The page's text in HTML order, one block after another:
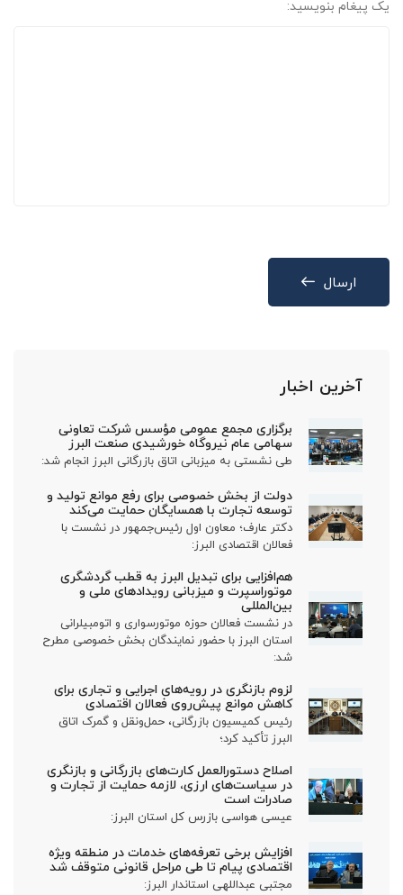
یک پیغام بنویسید:
ارسال
آخرین اخبار
برگزاری مجمع عمومی مؤسس شرکت تعاونی
سهامی عام نیروگاه خورشیدی صنعت البرز
طی نشستی به میزبانی اتاق بازرگانی البرز انجام شد:
دولت از بخش خصوصی برای رفع موانع تولید و
توسعه تجارت با همسایگان حمایت می‌کند
دکتر عارف؛ معاون اول رئیس‌جمهور در نشست با
فعالان اقتصادی البرز:
هم‌افزایی برای تبدیل البرز به قطب گردشگری
موتوراسپرت و میزبانی رویدادهای ملی و
بین‌المللی
در نشست فعالان حوزه موتورسواری و اتومبیلرانی
استان البرز با حضور نمایندگان بخش خصوصی مطرح
شد:
لزوم بازنگری در رویه‌های اجرایی و تجاری برای
کاهش موانع پیش‌روی فعالان اقتصادی
رئیس کمیسیون بازرگانی، حمل‌ونقل و گمرک اتاق
البرز تأکید کرد؛
اصلاح دستورالعمل کارت‌های بازرگانی و بازنگری
در سیاست‌های ارزی، لازمه حمایت از تجارت و
صادرات است
عیسی هواسی بازرس کل استان البرز:
افزایش برخی تعرفه‌های خدمات در منطقه ویژه
اقتصادی پیام تا طی مراحل قانونی متوقف شد
مجتبی عبداللهی استاندار البرز: